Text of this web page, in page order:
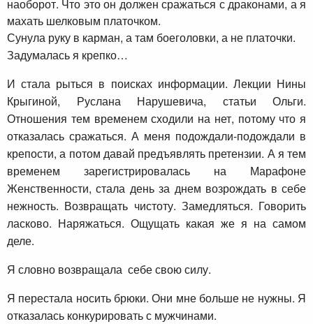
наоборот. Что это он должен сражаться с драконами, а я
махать шелковым платочком.
Сунула руку в карман, а там боеголовки, а не платочки.
Задумалась я крепко…
И стала рыться в поисках информации. Лекции Нины
Крыгиной, Руслана Нарушевича, статьи Ольги.
Отношения тем временем сходили на нет, потому что я
отказалась сражаться. А меня подождали-подождали в
крепости, а потом давай предъявлять претензии. А я тем
временем зарегистрировалась на Марафоне
Женственности, стала день за днем возрождать в себе
нежность. Возвращать чистоту. Замедляться. Говорить
ласково. Наряжаться. Ощущать какая же я на самом
деле.
Я словно возвращала себе свою силу.
Я перестала носить брюки. Они мне больше не нужны. Я
отказалась конкурировать с мужчинами.